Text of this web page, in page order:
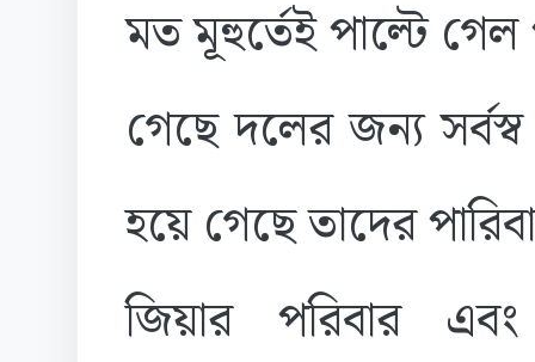
মত মূহুর্তেই পাল্টে গেল
গেছে দলের জন্য
হয়ে গেছে তাদের
জিয়ার পরিবার এবং